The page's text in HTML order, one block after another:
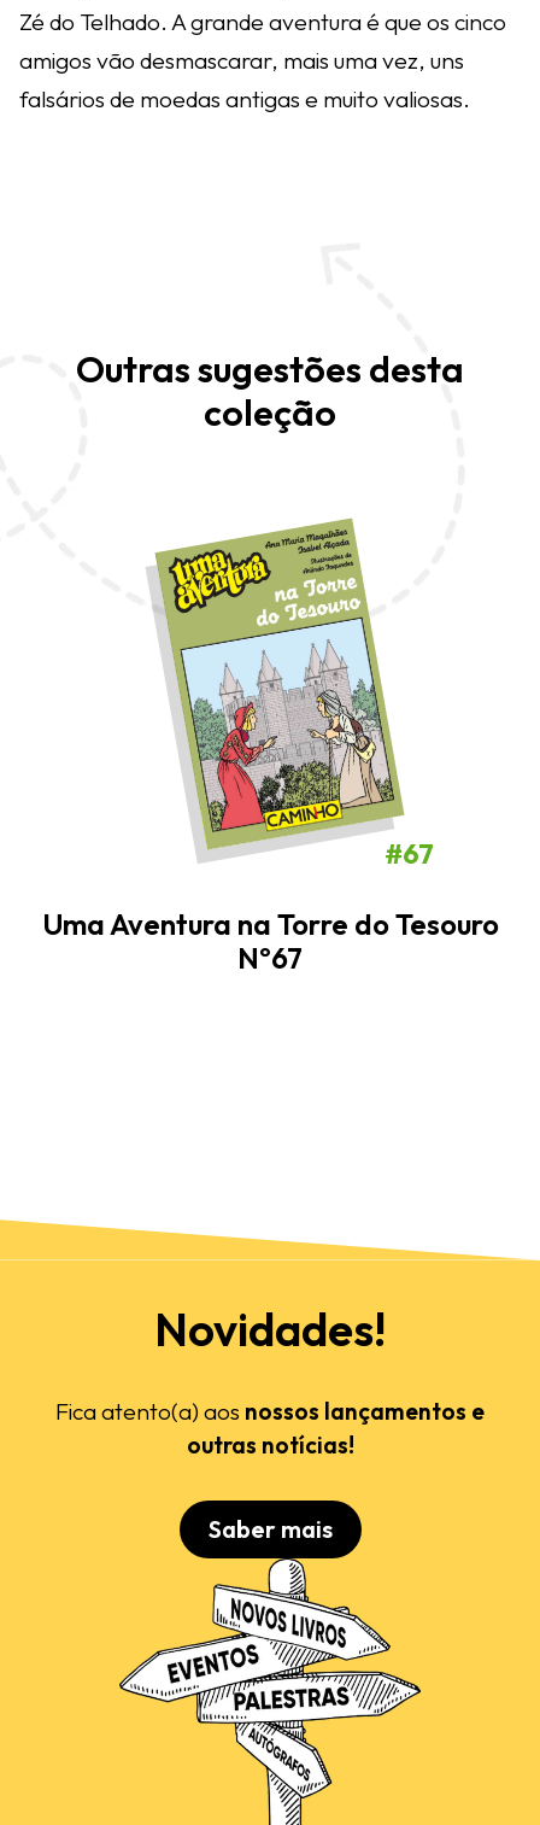
Zé do Telhado. A grande aventura é que os cinco
amigos vão desmascarar, mais uma vez, uns
falsários de moedas antigas e muito valiosas.
Outras sugestões desta
coleção
#67
Uma Aventura na Torre do Tesouro
Nº67
Novidades!
Fica atento(a) aos nossos lançamentos e
outras notícias!
Saber mais